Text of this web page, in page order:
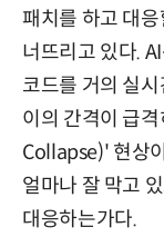
패치를 하고 대
너뜨리고 있다.
코드를 거의 실
이의 간격이 급
Collapse)' 현상
얼마나 잘 막고
대응하는가다.